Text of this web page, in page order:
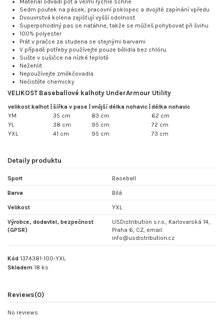
Materiál odvádí pot a velmi rychle schne
Sedm poutek na pásek, pracovní poklopec a dvojité zapínání vpředu
Dvouvrstvá kolena zajišťují vyšší odolnost
Superpohodlný pas se natáhne, takže se můžeš pohybovat při švihu
100% polyester
Prát v pračce za studena se stejnými barvami
V případě potřeby používejte pouze bělidla bez chlóru.
Sušte v sušičce na nízké teplotě
Nežehlit
Nepoužívejte změkčovadla
Nečistěte chemicky
VELIKOST Baseballové kalhoty UnderArmour Utility
velikost kalhot | šířka v pase | vnější délka nohavic | délka nohavic
YM
35 cm 83 cm
62 cm
YL
38 cm 95 cm
72 cm
YXL
41 cm 95 cm 73 cm
Detaily produktu
Sport Baseball
Barva Bílá
Velikost YXL
Výrobce, dodavtel, bezpečnost
(GPSR)
USDistribution s.r.o., Karlovarská 14,
Praha 6, CZ, email:
info@usdistribution.cz
Kód 1374381-100-YXL
Skladem 18 ks
Reviews(0)
No reviews